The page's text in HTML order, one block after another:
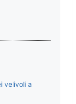
velivoli a